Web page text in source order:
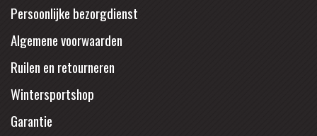
Persoonlijke bezorgdienst
Algemene voorwaarden
Ruilen en retourneren
Wintersportshop
Garantie